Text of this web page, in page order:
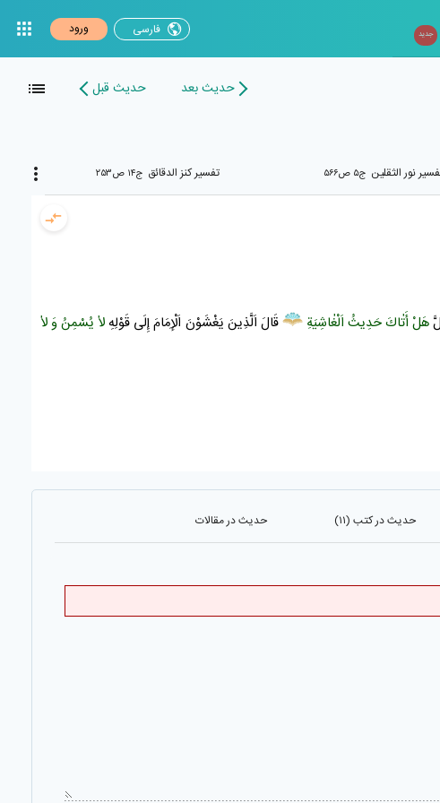
جدید فارسی ورود
حدیث بعد حدیث قبل
نور الثقلين ج۵ ص۵۶۶ تفسير كنز الدقائق ج۱۴ ص۲۵۳
هَلْ أَتٰاكَ حَدِيثُ اَلْغٰاشِيَةِ قَالَ اَلَّذِينَ يَغْشَوْنَ اَلْإِمَامَ إِلَى قَوْلِهِلاٰ يُسْمِنُ وَ لاٰ
حدیث در کتب (۱۱) حدیث در مقالات